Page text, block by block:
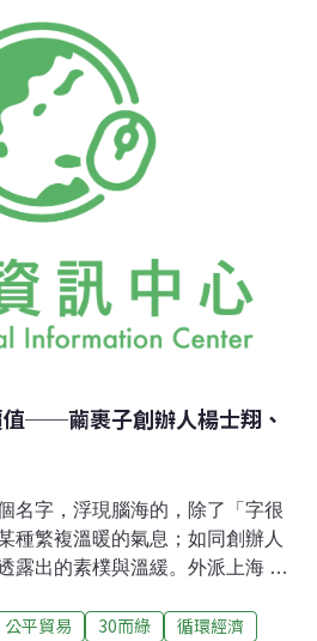
突顯。由於撰寫「30而綠」專
也重新認識了幾位老朋友。一年
這些受訪者，成為一場有趣的
這些人的共同特質。地球公民的
，有穩定的客戶、穩定的收入，
題寫歌，一個轉身，放棄安逸；
在大好前程的法律系中，卻選擇
在公務體系中的不適，放下人人
的兩位創辦者，從高薪的工作離
值──繭裹子創辦人楊士翔、
名字，浮現腦海的，除了「字很
種繁複溫暖的氣息；如同創辦人
露出的素樸與溫緩。外派上海 看
在2006年被外派到長江河口的城
公平貿易 30而綠
循環經濟